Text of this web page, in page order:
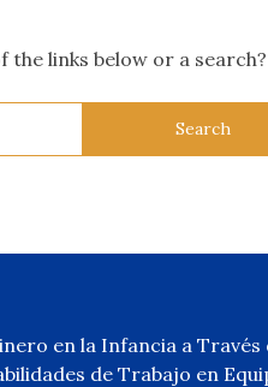
links below or a search?
en la Infancia a
de Trabajo en